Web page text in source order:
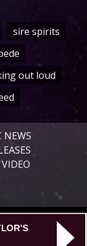
sire spirits
out loud
NEWS
VIDEO